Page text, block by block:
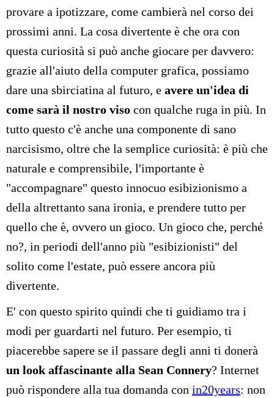
provare a ipotizzare, come cambierà nel corso dei
prossimi anni. La cosa divertente è che ora con
questa curiosità si può anche giocare per davvero:
grazie all'aiuto della computer grafica, possiamo
dare una sbirciatina al futuro, e avere un'idea di
come sarà il nostro viso con qualche ruga in più. In
tutto questo c'è anche una componente di sano
narcisismo, oltre che la semplice curiosità: è più che
naturale e comprensibile, l'importante è
"accompagnare" questo innocuo esibizionismo a
della altrettanto sana ironia, e prendere tutto per
quello che è, ovvero un gioco. Un gioco che, perché
no?, in periodi dell'anno più "esibizionisti" del
solito come l'estate, può essere ancora più
divertente.
E' con questo spirito quindi che ti guidiamo tra i
modi per guardarti nel futuro. Per esempio, ti
piacerebbe sapere se il passare degli anni ti donerà
un look affascinante alla Sean Connery? Internet
può rispondere alla tua domanda con in20years: non